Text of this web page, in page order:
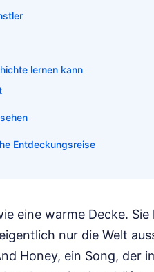
lernen kann
Entdeckungsreise
eine warme Decke.
nur die Welt
Honey, ein Song, der